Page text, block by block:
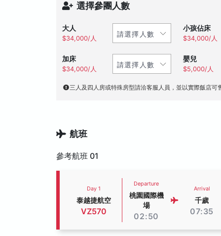
選擇參團人數
大人
$34,000/人
小孩佔床
$34,000/人
加床
$34,000/人
嬰兒
$5,000/人
三人及四人房或特殊房型請洽客服人員，並以實際飯店可
航班
參考航班 01
Day 1
泰越捷航空
VZ570
Departure
桃園國際機
場
02:50
Arrival
千歲
07:35